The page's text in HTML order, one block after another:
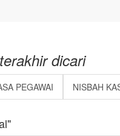
dicari
PEGAWAI NISBAH